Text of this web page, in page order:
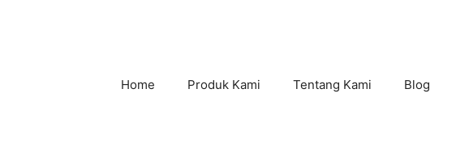
Home Produk Kami Tentang Kami Blog